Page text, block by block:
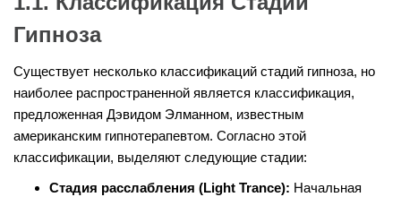
Гипноза
Существует несколько классификаций стадий гипноза, но
наиболее распространенной является классификация,
предложенная Дэвидом Элманном, известным
американским гипнотерапевтом. Согласно этой
классификации, выделяют следующие стадии:
Стадия расслабления (Light Trance): Начальная